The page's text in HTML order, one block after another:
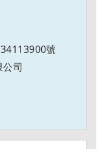
號
司